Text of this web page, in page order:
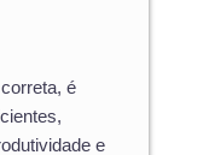
é
e